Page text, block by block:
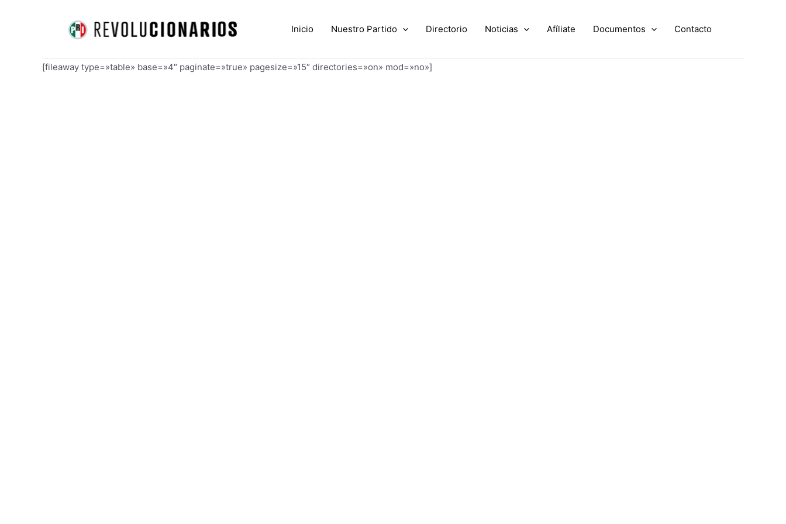
Inicio Nuestro Partido Directorio Noticias Afíliate Documentos Contacto
[fileaway type=»table» base=»4″ paginate=»true» pagesize=»15″ directories=»on» mod=»no»]